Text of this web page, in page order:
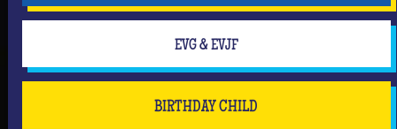
EVG & EVJF
BIRTHDAY CHILD